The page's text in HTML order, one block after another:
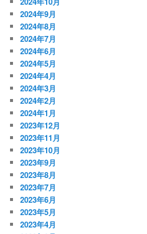
2024年9月
2024年8月
2024年7月
2024年6月
2024年5月
2024年4月
2024年3月
2024年2月
2024年1月
2023年12月
2023年11月
2023年10月
2023年9月
2023年8月
2023年7月
2023年6月
2023年5月
2023年4月